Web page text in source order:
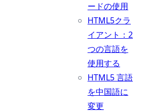
ードの使用
HTML5クラ
イアント：2
つの言語を
使用する
HTML5 言語
を中国語に
変更